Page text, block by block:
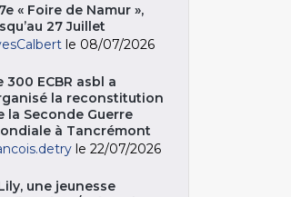
« Foire de Namur »,
27 Juillet
le 08/07/2026
300 ECBR asbl a
la reconstitution
la Seconde Guerre
à Tancrémont
le 22/07/2026
une jeunesse